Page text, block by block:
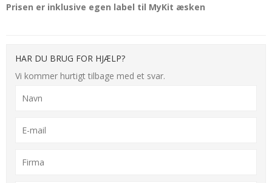
Prisen er inklusive egen label til MyKit æsken
HAR DU BRUG FOR HJÆLP?
Vi kommer hurtigt tilbage med et svar.